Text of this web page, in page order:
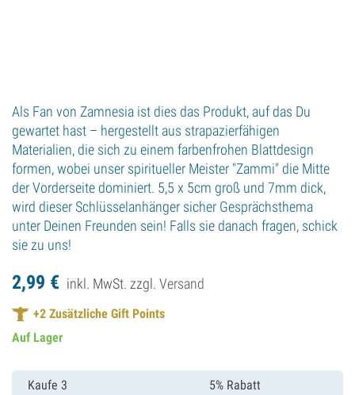
Als Fan von Zamnesia ist dies das Produkt, auf das Du
gewartet hast – hergestellt aus strapazierfähigen
Materialien, die sich zu einem farbenfrohen Blattdesign
formen, wobei unser spiritueller Meister "Zammi" die Mitte
der Vorderseite dominiert. 5,5 x 5cm groß und 7mm dick,
wird dieser Schlüsselanhänger sicher Gesprächsthema
unter Deinen Freunden sein! Falls sie danach fragen, schick
sie zu uns!
2,99 € inkl. MwSt. zzgl. Versand
+2 Zusätzliche Gift Points
Auf Lager
Kaufe 3 5% Rabatt